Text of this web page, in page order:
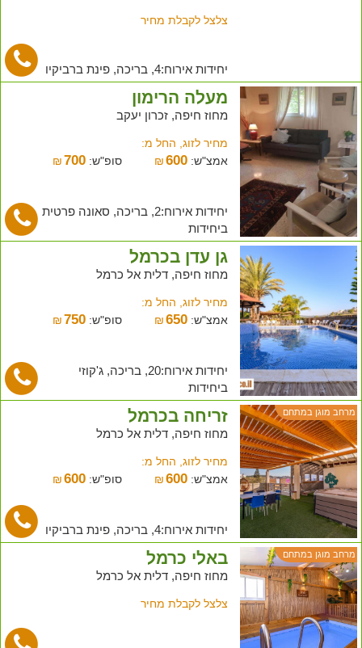
צלצל לקבלת מחיר
יחידות אירוח:4, בריכה, פינת ברביקיו
מעלה הרימון
מחוז חיפה, זכרון יעקב
מחיר לזוג, החל מ:
אמצ"ש:
₪600 סופ"ש: ₪ 700
יחידות אירוח:2, בריכה, סאונה פרטית
ביחידות
גן עדן בכרמל
מחוז חיפה, דלית אל כרמל
מחיר לזוג, החל מ:
אמצ"ש:
₪650 סופ"ש: ₪ 750
יחידות אירוח:20, בריכה, ג'קוזי
ביחידות
מרחב מוגן במתחם זריחה בכרמל
מחוז חיפה, דלית אל כרמל
מחיר לזוג, החל מ:
אמצ"ש:
₪600 סופ"ש: ₪ 600
יחידות אירוח:4, בריכה, פינת ברביקיו
מרחב מוגן במתחם באלי כרמל
מחוז חיפה, דלית אל כרמל
צלצל לקבלת מחיר